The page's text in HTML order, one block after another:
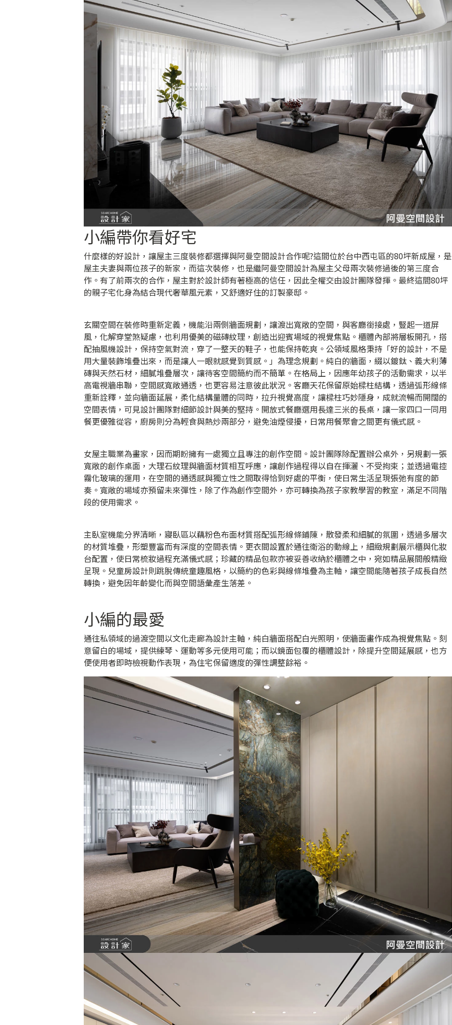
小編帶你看好宅
什麼樣的好設計，讓屋主三度裝修都選擇與阿曼空間設計合作呢?這間位於台中西屯區的80坪新成屋，是
屋主夫妻與兩位孩子的新家，而這次裝修，也是繼阿曼空間設計為屋主父母兩次裝修過後的第三度合
作。有了前兩次的合作，屋主對於設計師有著極高的信任，因此全權交由設計團隊發揮。最終這間80坪
的親子宅化身為結合現代奢華風元素，又舒適好住的訂製豪邸。
玄關空間在裝修時重新定義，機能沿兩側牆面規劃，讓渡出寬敞的空間，與客廳銜接處，豎起一道屏
風，化解穿堂煞疑慮，也利用優美的磁磚紋理，創造出迎賓場域的視覺焦點。櫃體內部將層板開孔，搭
配抽風機設計，保持空氣對流，穿了一整天的鞋子，也能保持乾爽。公領域風格秉持「好的設計，不是
用大量裝飾堆疊出來，而是讓人一眼就感覺到質感。」為理念規劃。純白的牆面，綴以鍍鈦、義大利薄
磚與天然石材，細膩堆疊層次，讓待客空間簡約而不簡單。在格局上，因應年幼孩子的活動需求，以半
高電視牆串聯，空間感寬敞通透，也更容易注意彼此狀況。客廳天花保留原始樑柱結構，透過弧形線條
重新詮釋，並向牆面延展，柔化結構量體的同時，拉升視覺高度，讓樑柱巧妙隱身，成就流暢而開闊的
空間表情，可見設計團隊對細節設計與美的堅持。開放式餐廳選用長達三米的長桌，讓一家四口一同用
餐更優雅從容，廚房則分為輕食與熱炒兩部分，避免油煙侵擾，日常用餐聚會之間更有儀式感。
女屋主職業為畫家，因而期盼擁有一處獨立且專注的創作空間。設計團隊除配置辦公桌外，另規劃一張
寬敞的創作桌面，大理石紋理與牆面材質相互呼應，讓創作過程得以自在揮灑、不受拘束；並透過電控
霧化玻璃的運用，在空間的通透感與獨立性之間取得恰到好處的平衡，使日常生活呈現張弛有度的節
奏。寬敞的場域亦預留未來彈性，除了作為創作空間外，亦可轉換為孩子家教學習的教室，滿足不同階
段的使用需求。
主臥室機能分界清晰，寢臥區以藕粉色布面材質搭配弧形線條鋪陳，散發柔和細膩的氛圍，透過多層次
的材質堆疊，形塑豐富而有深度的空間表情。更衣間設置於通往衛浴的動線上，細緻規劃展示櫃與化妝
台配置，使日常梳妝過程充滿儀式感；珍藏的精品包款亦被妥善收納於櫃體之中，宛如精品展間般精緻
呈現。兒童房設計則跳脫傳統童趣風格，以簡約的色彩與線條堆疊為主軸，讓空間能隨著孩子成長自然
轉換，避免因年齡變化而與空間語彙產生落差。
小編的最愛
通往私領域的過渡空間以文化走廊為設計主軸，純白牆面搭配白光照明，使牆面畫作成為視覺焦點。刻
意留白的場域，提供練琴、運動等多元使用可能；而以鏡面包覆的櫃體設計，除提升空間延展感，也方
便使用者即時檢視動作表現，為住宅保留適度的彈性調整餘裕。